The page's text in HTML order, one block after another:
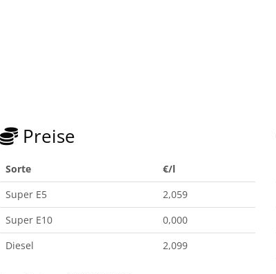
Preise
Sorte
€/l
Super E5
2,059
Super E10
0,000
Diesel
2,099